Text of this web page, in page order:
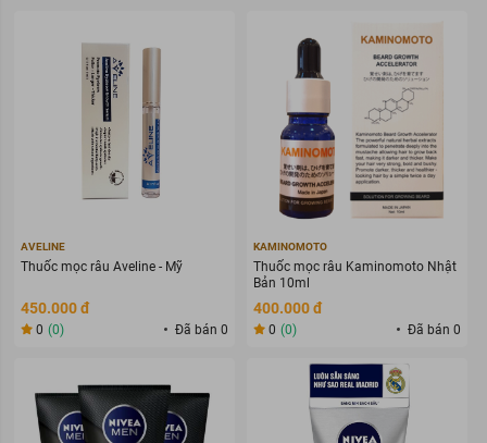
AVELINE
Thuốc mọc râu Aveline - Mỹ
450.000 đ
0 (0) Đã bán 0
KAMINOMOTO
Thuốc mọc râu Kaminomoto Nhật
Bản 10ml
400.000 đ
0 (0) Đã bán 0